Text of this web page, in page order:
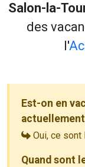
Salon-la-
des
l'
Est-on en
Oui, ce sont
Quand sont